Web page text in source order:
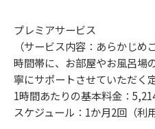
プレミアサービス
（サービス内容：あらかじ
時間帯に、お部屋やお風呂場
寧にサポートさせていただく
1時間あたりの基本料金：
スケジュール：1か月2回（利